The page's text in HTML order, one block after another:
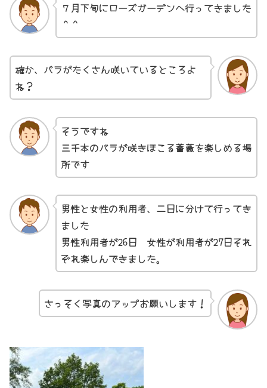
７月下旬にローズガーデンへ行ってきました
＾＾
確か、バラがたくさん咲いているところよ
ね？
そうですね
三千本のバラが咲きほこる薔薇を楽しめる場
所です
男性と女性の利用者、二日に分けて行ってき
ました
男性利用者が26日 女性が利用者が27日それ
ぞれ楽しんできました。
さっそく写真のアップお願いします！